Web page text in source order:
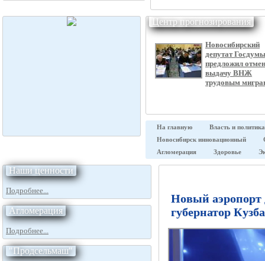
Центр прогнозирования
Новосибирский
депутат Госдумы
предложил
выдачу ВНЖ
трудовым
На главную
Власть и политика
Новосибирск инновационный
Агломерация
Здоровье
Наши ценности
Подробнее...
Агломерация
Подробнее...
"Продсельмаш"
Новый аэропорт
губернатор